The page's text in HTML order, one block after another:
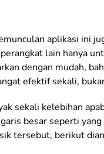
aplikasi ini
lain hanya
dengan mudah,
efektif sekali,
sekali kelebihan
garis besar seperti
tersebut, berikut